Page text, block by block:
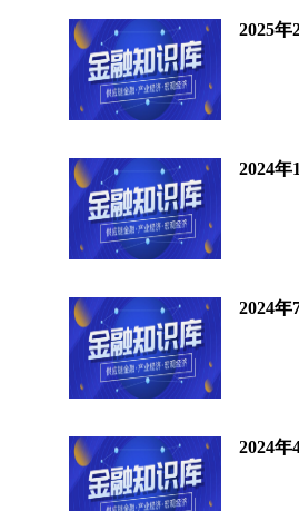
2025
2024
2024
2024